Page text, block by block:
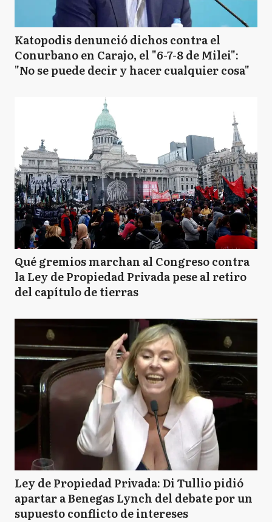
Katopodis denunció dichos contra el
Conurbano en Carajo, el "6-7-8 de Milei":
"No se puede decir y hacer cualquier cosa"
Qué gremios marchan al Congreso contra
la Ley de Propiedad Privada pese al retiro
del capítulo de tierras
Ley de Propiedad Privada: Di Tullio pidió
apartar a Benegas Lynch del debate por un
supuesto conflicto de intereses